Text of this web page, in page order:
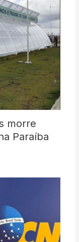
morre
Paraíba